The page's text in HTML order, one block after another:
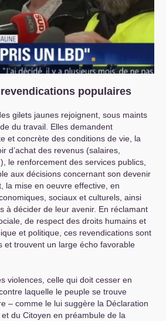
populaires
gilets jaunes rejoignent, sous maints
du travail. Elles demandent
et concrète des conditions de vie, la
d’achat des revenus (salaires,
le renforcement des services publics,
aux décisions concernant son devenir
la mise en oeuvre effective, en
sociaux et culturels, ainsi
à décider de leur avenir. En réclamant
de respect des droits humains et
et politique, ces revendications sont
et trouvent un large écho favorable
violences, celle qui doit cesser en
laquelle le peuple se trouve
– comme le lui suggère la Déclaration
et du Citoyen en préambule de la